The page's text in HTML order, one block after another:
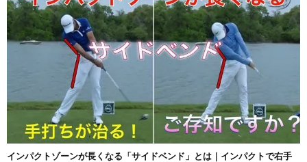
インパクトゾーンが長くなる「サイドベンド」とは｜インパクトで右手